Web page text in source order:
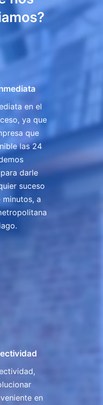
en el
ya que
que
las 24
darle
suceso
a
en